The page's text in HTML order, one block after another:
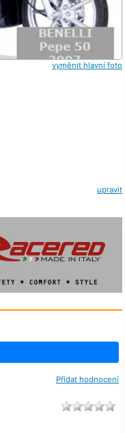
vyměnit hlavní foto
upravit
Přidat hodnocení